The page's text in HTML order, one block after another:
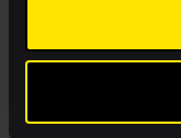
till kunder som
kommunicerar på
sedan dess har
det gäller dess